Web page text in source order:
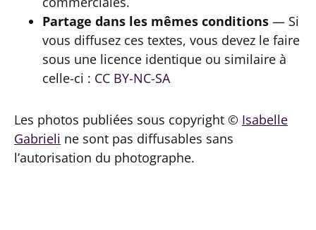
Partage dans les mêmes conditions — Si
vous diffusez ces textes, vous devez le faire
sous une licence identique ou similaire à
celle-ci : CC BY-NC-SA
Les photos publiées sous copyright © Isabelle
Gabrieli ne sont pas diffusables sans
l’autorisation du photographe.